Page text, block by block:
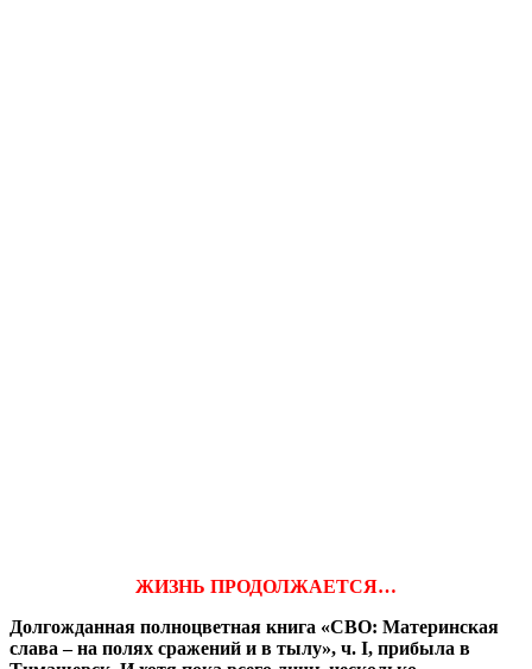
ЖИЗНЬ ПРОДОЛЖАЕТСЯ…
Долгожданная полноцветная книга «СВО: Материнская
слава – на полях сражений и в тылу», ч. I, прибыла в